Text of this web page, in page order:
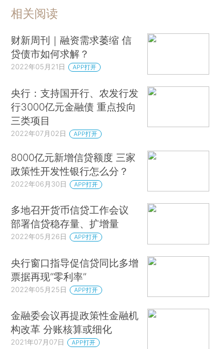
相关阅读
财新周刊｜融资需求萎缩 信
贷债市如何求解？
2022年05月21日 APP打开
央行：支持国开行、农发行发
行3000亿元金融债 重点投向
三类项目
2022年07月02日 APP打开
8000亿元新增信贷额度 三家
政策性开发性银行怎么分？
2022年06月30日 APP打开
多地召开货币信贷工作会议
部署信贷稳存量、扩增量
2022年05月26日 APP打开
央行窗口指导促信贷同比多增
票据再现“零利率”
2022年05月25日 APP打开
金融委会议再提政策性金融机
构改革 分账核算或细化
2021年07月07日 APP打开